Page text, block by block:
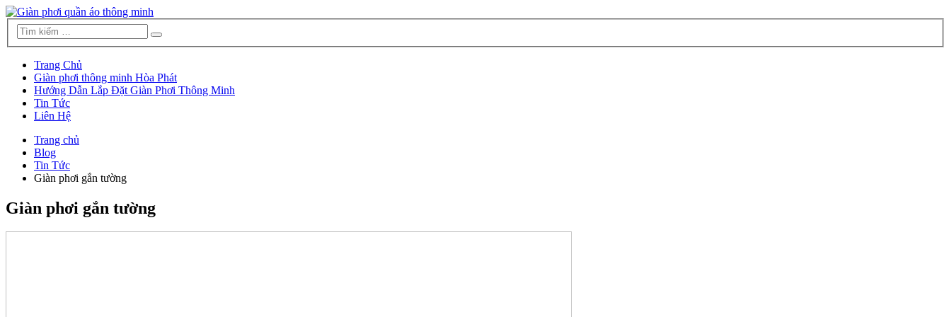
Trang Chủ
Giàn phơi thông minh Hòa Phát
Hướng Dẫn Lắp Đặt Giàn Phơi Thông Minh
Tin Tức
Liên Hệ
Trang chủ
Blog
Tin Tức
Giàn phơi gắn tường
Giàn phơi gắn tường